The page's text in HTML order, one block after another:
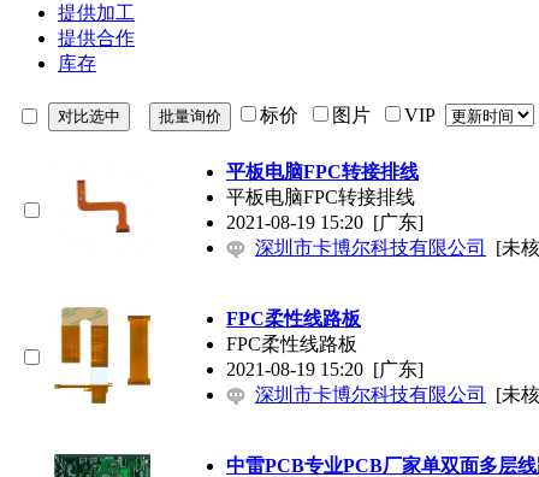
提供加工
提供合作
库存
标价 图片 VIP
平板电脑FPC转接排线
平板电脑FPC转接排线
2021-08-19 15:20 [广东]
深圳市卡博尔科技有限公司
[未
FPC柔性线路板
FPC柔性线路板
2021-08-19 15:20 [广东]
深圳市卡博尔科技有限公司
[未
中雷PCB专业PCB厂家单双面多层